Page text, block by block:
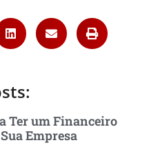
Ter um Financeiro
Empresa